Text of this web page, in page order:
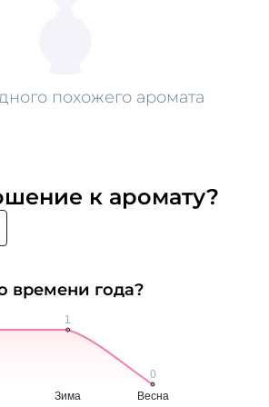
похожего аромата
к аромату?
времени года?